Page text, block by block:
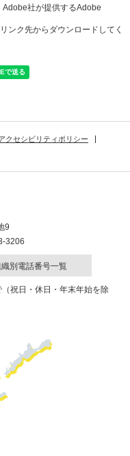
Adobe社が提供するAdobe
ンク先からダウンロードしてく
クセシビリティポリシー
9
3206
別電話番号一覧
祝日・休日・年末年始を除